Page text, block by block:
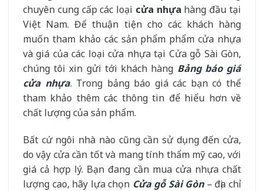
chuyên cung cấp các loại cửa nhựa hàng đầu tại
Việt Nam. Để thuận tiện cho các khách hàng
muốn tham khảo các sản phẩm phẩm cửa nhựa
và giá của các loại cửa nhựa tại Cửa gỗ Sài Gòn,
chúng tôi xin gửi tới khách hàng Bảng báo giá
cửa nhựa. Trong bảng báo giá các bạn có thể
tham khảo thêm các thông tin để hiểu hơn về
chất lượng của sản phẩm.
Bất cứ ngôi nhà nào cũng cần sử dụng đến cửa,
do vậy cửa cần tốt và mang tính thẩm mỹ cao, với
giá cả hợp lý. Bạn đang cần mua cửa nhựa chất
lượng cao, hãy lựa chọn Cửa gỗ Sài Gòn– địa chỉ